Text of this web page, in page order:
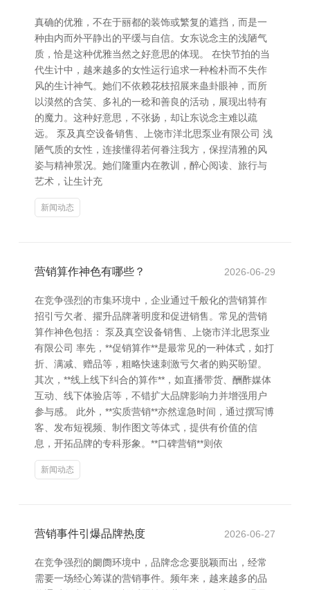
真确的优雅，不在于丽都的装饰或繁复的遮挡，而是一
种由内而外平静出的平缓与自信。女东说念主的浅陋气
质，恰是这种优雅当然之好意思的体现。 在快节拍的当
代生计中，越来越多的女性运行追求一种检朴而不失作
风的生计神气。她们不依赖花枝招展来蛊卦眼神，而所
以漠然的含笑、多礼的一稔和善良的活动，展现出特有
的魔力。这种好意思，不张扬，却让东说念主难以疏
远。 泵及真空设备销售、上饶市洋北思泵业有限公司 浅
陋气质的女性，连接懂得若何眷注我方，保捏清雅的风
姿与精神景况。她们隆重内在教训，醉心阅读、旅行与
艺术，让生计充
新闻动态
营销算作神色有哪些？ 2026-06-29
在竞争强烈的市集环境中，企业通过千般化的营销算作
招引亏欠者、擢升品牌著明度和促进销售。常见的营销
算作神色包括： 泵及真空设备销售、上饶市洋北思泵业
有限公司 率先，**促销算作**是最常见的一种体式，如打
折、满减、赠品等，粗略快速刺激亏欠者的购买盼望。
其次，**线上线下纠合的算作**，如直播带货、酬酢媒体
互动、线下体验店等，不错扩大品牌影响力并增强用户
参与感。 此外，**实质营销**亦然遑急时间，通过撰写博
客、发布短视频、制作图文等体式，提供有价值的信
息，开拓品牌的专科形象。**口碑营销**则依
新闻动态
营销事件引爆品牌热度 2026-06-27
在竞争强烈的阛阓环境中，品牌念念要脱颖而出，经常
需要一场经心筹谋的营销事件。频年来，越来越多的品